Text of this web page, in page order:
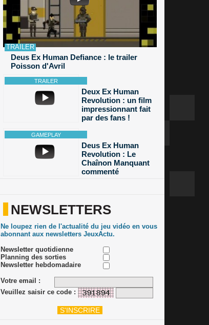
Deus Ex Human Defiance : le trailer
Poisson d'Avril
Deux Ex Human
Revolution : un film
impressionnant fait
par des fans !
Deus Ex Human
Revolution : Le
Chaînon Manquant
commenté
NEWSLETTERS
Ne loupez rien de l'actualité du jeu vidéo en vous
abonnant aux newsletters JeuxActu.
Newsletter quotidienne
Planning des sorties
Newsletter hebdomadaire
Votre email :
Veuillez saisir ce code :